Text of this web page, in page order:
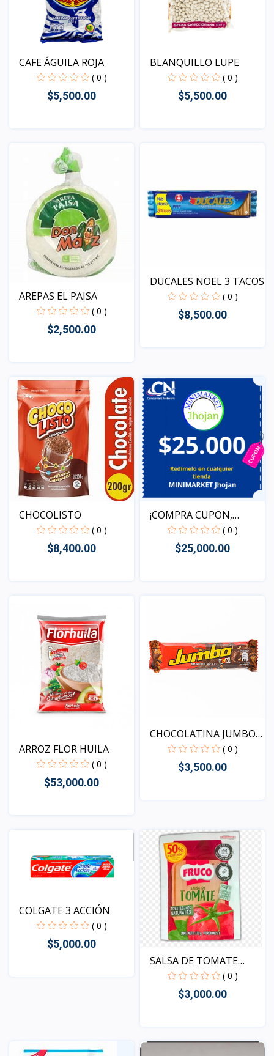
CAFE ÁGUILA ROJA
( 0 )
$5,500.00
BLANQUILLO LUPE
( 0 )
$5,500.00
AREPAS EL PAISA
( 0 )
$2,500.00
DUCALES NOEL 3 TACOS
( 0 )
$8,500.00
CHOCOLISTO
( 0 )
$8,400.00
¡COMPRA CUPON,
REDIME T...
( 0 )
$25,000.00
ARROZ FLOR HUILA
( 0 )
$53,000.00
CHOCOLATINA JUMBO
MANI
( 0 )
$3,500.00
COLGATE 3 ACCIÓN
( 0 )
$5,000.00
SALSA DE TOMATE
FRUCO
( 0 )
$3,000.00
Vista